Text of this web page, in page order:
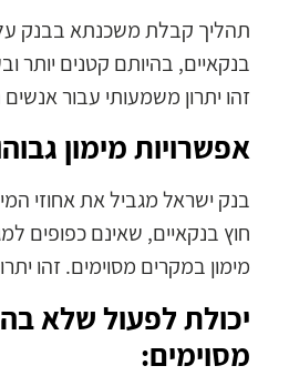
תהליך קבלת משכנתא בבנק
בנקאיים, בהיותם קטנים יותר
זהו יתרון משמעותי עבור
אפשרויות מימון גבוהות יותר,
בנק ישראל מגביל את אחוזי
מימון במקרים מסוימים. זהו
יכולת לפעול שלא
מסוימים: